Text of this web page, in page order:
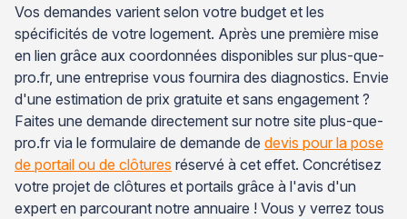
Vos demandes varient selon votre budget et les
spécificités de votre logement. Après une première mise
en lien grâce aux coordonnées disponibles sur plus-que-
pro.fr, une entreprise vous fournira des diagnostics. Envie
d'une estimation de prix gratuite et sans engagement ?
Faites une demande directement sur notre site plus-que-
pro.fr via le formulaire de demande de devis pour la pose
de portail ou de clôtures réservé à cet effet. Concrétisez
votre projet de clôtures et portails grâce à l'avis d'un
expert en parcourant notre annuaire ! Vous y verrez tous